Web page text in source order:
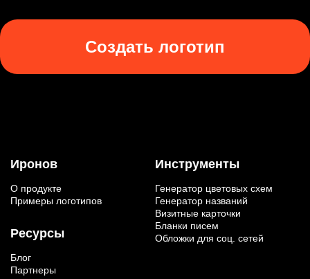
Создать логотип
Иронов
О продукте
Примеры логотипов
Ресурсы
Блог
Партнеры
Инструменты
Генератор цветовых схем
Генератор названий
Визитные карточки
Бланки писем
Обложки для соц. сетей